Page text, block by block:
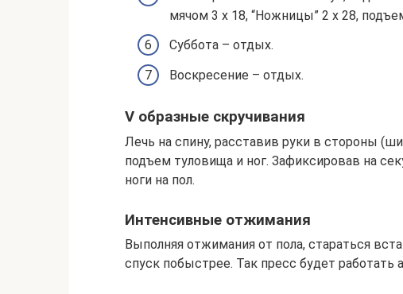
мячом 3 х 18, “Ножницы” 2 х 28,
Суббота – отдых.
Воскресение – отдых.
V образные скручивания
Лечь на спину, расставив руки в стороны
подъем туловища и ног. Зафиксировав на
ноги на пол.
Интенсивные отжимания
Выполняя отжимания от пола, стараться
спуск побыстрее. Так пресс будет работать